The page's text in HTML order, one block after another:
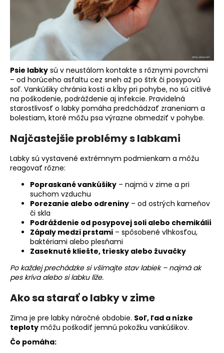
Psie labky sú v neustálom kontakte s rôznymi povrchmi
– od horúceho asfaltu cez sneh až po štrk či posypovú
soľ. Vankúšiky chránia kosti a kĺby pri pohybe, no sú citlivé
na poškodenie, podráždenie aj infekcie. Pravidelná
starostlivosť o labky pomáha predchádzať zraneniam a
bolestiam, ktoré môžu psa výrazne obmedziť v pohybe.
Najčastejšie problémy s labkami
Labky sú vystavené extrémnym podmienkam a môžu
reagovať rôzne:
Popraskané vankúšiky – najmä v zime a pri
suchom vzduchu
Porezanie alebo odreniny – od ostrých kameňov
či skla
Podráždenie od posypovej soli alebo chemikálií
Zápaly medzi prstami – spôsobené vlhkosťou,
baktériami alebo plesňami
Zaseknuté kliešte, triesky alebo žuvačky
Po každej prechádzke si všímajte stav labiek – najmä ak
pes kríva alebo si labku líže.
Ako sa starať o labky v zime
Zima je pre labky náročné obdobie. Soľ, ľad a nízke
teploty môžu poškodiť jemnú pokožku vankúšikov.
Čo pomáha:
HĽADAŤ
d
p
o
r